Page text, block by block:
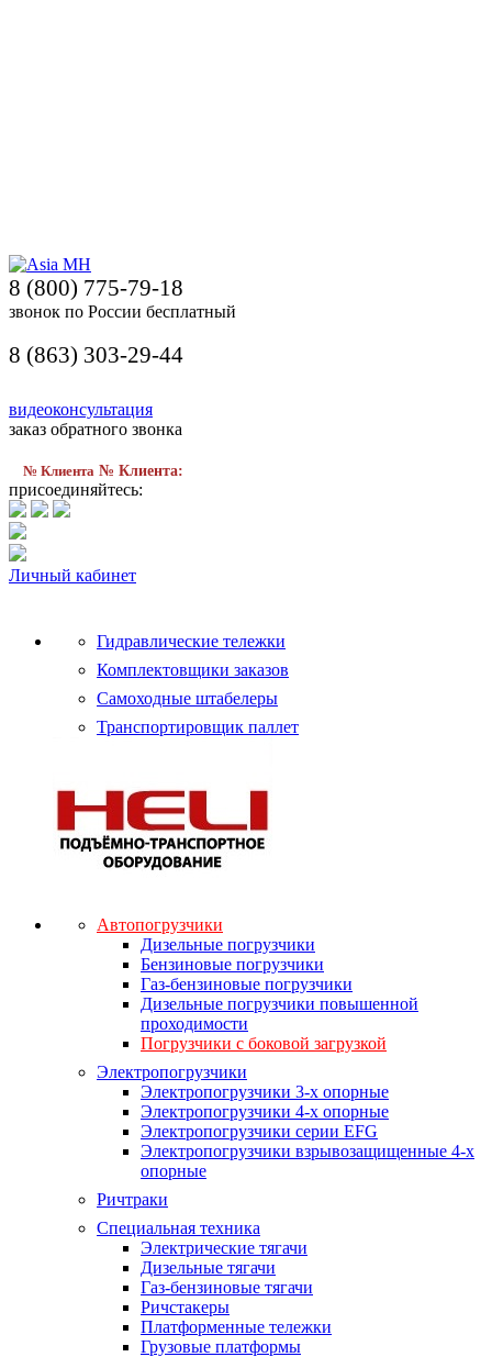
8 (800) 775-79-18
звонок по России бесплатный
8 (863) 303-29-44
видеоконсультация
заказ обратного звонка
№ Клиента № Клиента:
присоединяйтесь:
Личный кабинет
Гидравлические тележки
Комплектовщики заказов
Самоходные штабелеры
Транспортировщик паллет
Автопогрузчики
Дизельные погрузчики
Бензиновые погрузчики
Газ-бензиновые погрузчики
Дизельные погрузчики повышенной
проходимости
Погрузчики с боковой загрузкой
Электропогрузчики
Электропогрузчики 3-х опорные
Электропогрузчики 4-х опорные
Электропогрузчики серии EFG
Электропогрузчики взрывозащищенные 4-х
опорные
Ричтраки
Специальная техника
Электрические тягачи
Дизельные тягачи
Газ-бензиновые тягачи
Ричстакеры
Платформенные тележки
Грузовые платформы